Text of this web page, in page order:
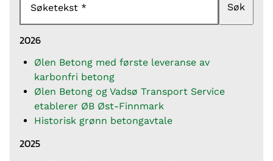
Søketekst Søk
2026
Ølen Betong med første leveranse av
karbonfri betong
Ølen Betong og Vadsø Transport Service
etablerer ØB Øst-Finnmark
Historisk grønn betongavtale
2025